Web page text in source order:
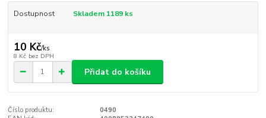
Dostupnost Skladem 1189 ks
10 Kč/ks
8 Kč bez DPH
Přidat do košíku
Číslo produktu:
0490